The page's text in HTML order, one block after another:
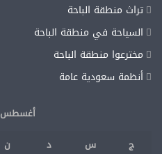
تراث منطقة الباحة
السياحة في منطقة الباحة
مخترعوا منطقة الباحة
أنظمة سعودية عامة
أغسطس 2026
ج
س د ن